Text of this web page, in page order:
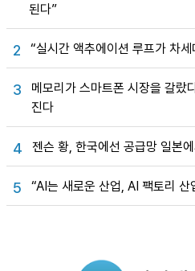
된다”
2 “실시간 액추에이션 루프가 차
3
메모리가 스마트폰 시장을 갈랐
진다
4 젠슨 황, 한국에선 공급망 일본
5 “AI는 새로운 산업, AI 팩토리